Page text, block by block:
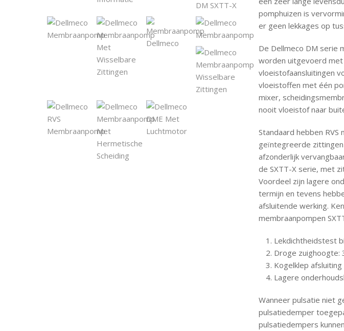
pomphuizen is
er geen lekkages op
De Dellmeco DM serie
worden uitgevoerd
vloeistofaansluitingen
vloeistoffen met één
mixer,
nooit vloeistof naar
Standaard hebben RVS
geïntegreerde
afzonderlijk
de SXTT-X serie, met
Voordeel zijn lagere
termijn en tevens
afsluitende werking.
membraanpompen
Lekdichtheidstest
Droge zuighoogte:
Kogelklep afsluiting
Lagere
Wanneer pulsatie niet
pulsatiedemper
pulsatiedempers